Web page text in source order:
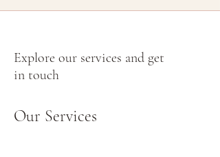
Explore our services and get
in touch
Our Services